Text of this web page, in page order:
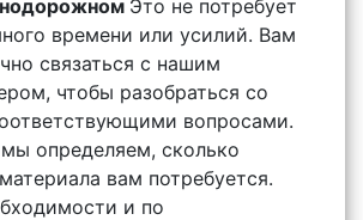
Это не потребует
времени или усилий. Вам
связаться с нашим
чтобы разобраться со
вопросами.
определяем, сколько
вам потребуется.
и по